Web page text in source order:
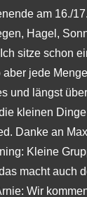
am 16./
Hagel,
sitze schon
aber jede
und längst
kleinen
Danke an
Kleine
macht auch
Wir